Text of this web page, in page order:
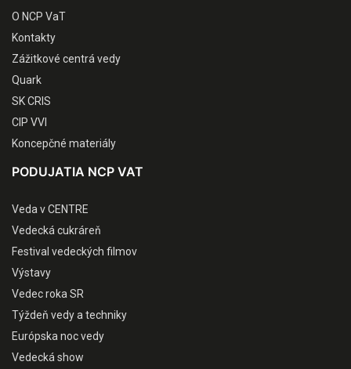
O NCP VaT
Kontakty
Zážitkové centrá vedy
Quark
SK CRIS
CIP VVI
Koncepčné materiály
PODUJATIA NCP VAT
Veda v CENTRE
Vedecká cukráreň
Festival vedeckých filmov
Výstavy
Vedec roka SR
Týždeň vedy a techniky
Európska noc vedy
Vedecká show